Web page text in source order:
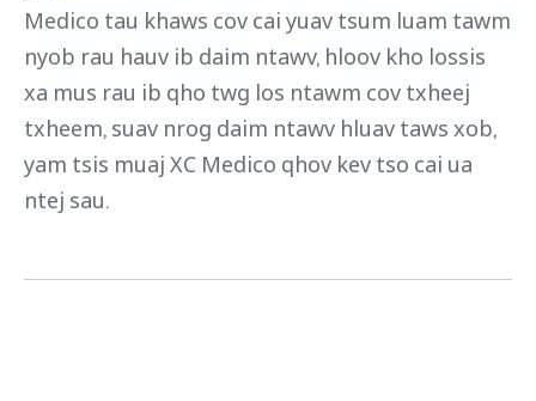
Medico tau khaws cov cai yuav tsum luam tawm
nyob rau hauv ib daim ntawv, hloov kho lossis
xa mus rau ib qho twg los ntawm cov txheej
txheem, suav nrog daim ntawv hluav taws xob,
yam tsis muaj XC Medico qhov kev tso cai ua
ntej sau.